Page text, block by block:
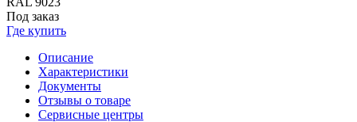
Под заказ
Где купить
Описание
Характеристики
Документы
Отзывы о товаре
Сервисные центры